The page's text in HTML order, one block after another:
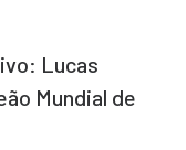
Lucas
Mundial de